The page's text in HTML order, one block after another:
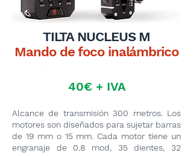
TILTA NUCLEUS M
Mando de foco inalámbrico
40€ + IVA
Alcance de transmisión 300 metros. Los
motores son diseñados para sujetar barras
de 19 mm o 15 mm. Cada motor tiene un
engranaje de 0.8 mod, 35 dientes, 32